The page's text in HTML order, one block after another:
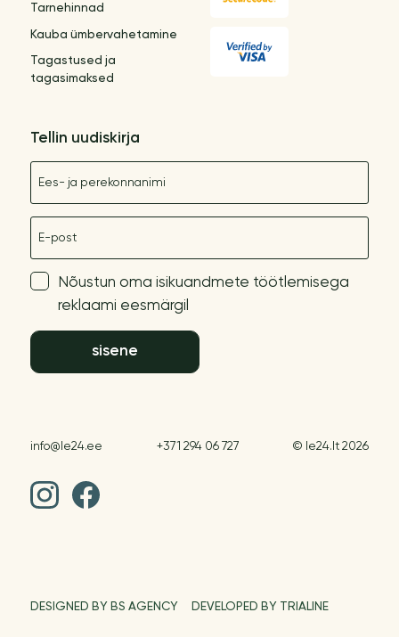
Tarnehinnad
Kauba ümbervahetamine
Tagastused ja
tagasimaksed
Tellin uudiskirja
Nõustun oma isikuandmete töötlemisega
reklaami eesmärgil
sisene
info@le24.ee +371 294 06 727 © le24.lt 2026
DESIGNED BY BS AGENCY DEVELOPED BY TRIALINE